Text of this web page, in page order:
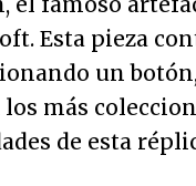
Esta pieza
un
los más
de esta